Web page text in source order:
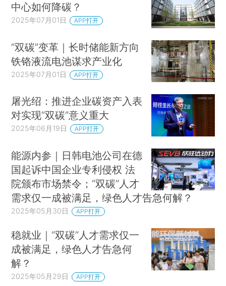
中心如何降碳？
2025年07月01日 APP打开
“双碳”变革｜长时储能新方向
铁铬液流电池谋求产业化
2025年07月01日 APP打开
屠光绍：推进企业碳资产入表
对实现“双碳”意义重大
2025年06月19日 APP打开
能源内参｜日韩电池公司在德
国起诉中国企业专利侵权 法
院颁布市场禁令；“双碳”人才
需求仅一成被满足，绿色人才告急何解？
2025年05月30日 APP打开
稳就业｜“双碳”人才需求仅一
成被满足，绿色人才告急何
解？
2025年05月29日 APP打开